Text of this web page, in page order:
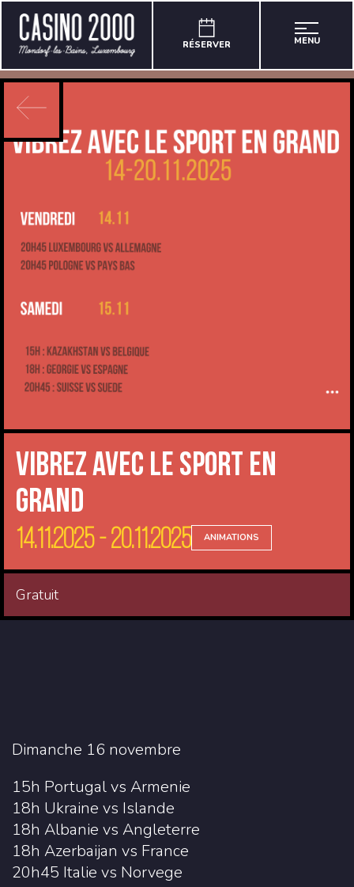
RÉSERVER MENU
Vibrez avec le sport en
Grand
14.11.2025 - 20.11.2025 ANIMATIONS
Gratuit
Dimanche 16 novembre
15h Portugal vs Armenie
18h Ukraine vs Islande
18h Albanie vs Angleterre
18h Azerbaijan vs France
20h45 Italie vs Norvege